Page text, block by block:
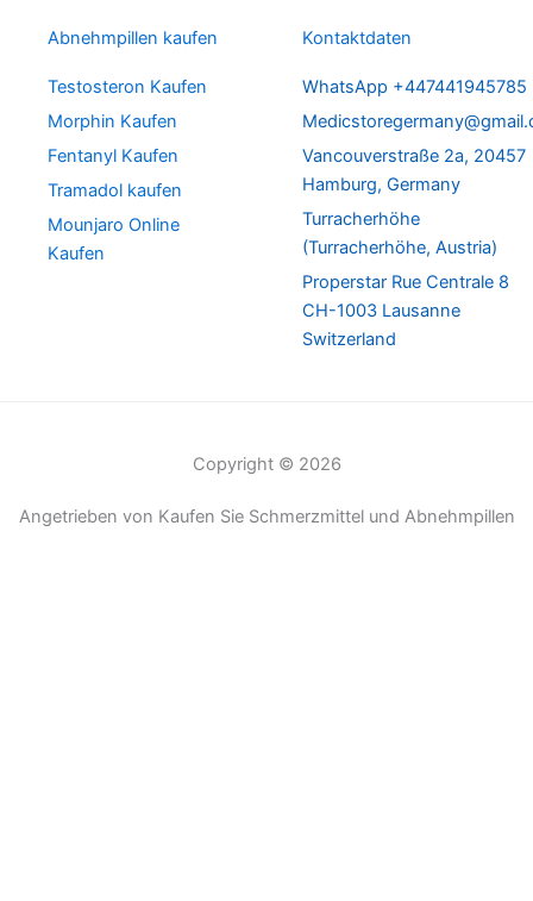
Abnehmpillen kaufen
Testosteron Kaufen
Morphin Kaufen
Fentanyl Kaufen
Tramadol kaufen
Mounjaro Online
Kaufen
Kontaktdaten
WhatsApp +447441945785
Vancouverstraße 2a, 20457
Hamburg, Germany
Turracherhöhe
(Turracherhöhe, Austria)
Properstar Rue Centrale 8
CH-1003 Lausanne
Switzerland
Copyright © 2026
Angetrieben von Kaufen Sie Schmerzmittel und Abnehmpillen